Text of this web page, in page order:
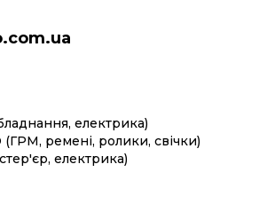
електрика)
ремені, ролики, свічки)
електрика)